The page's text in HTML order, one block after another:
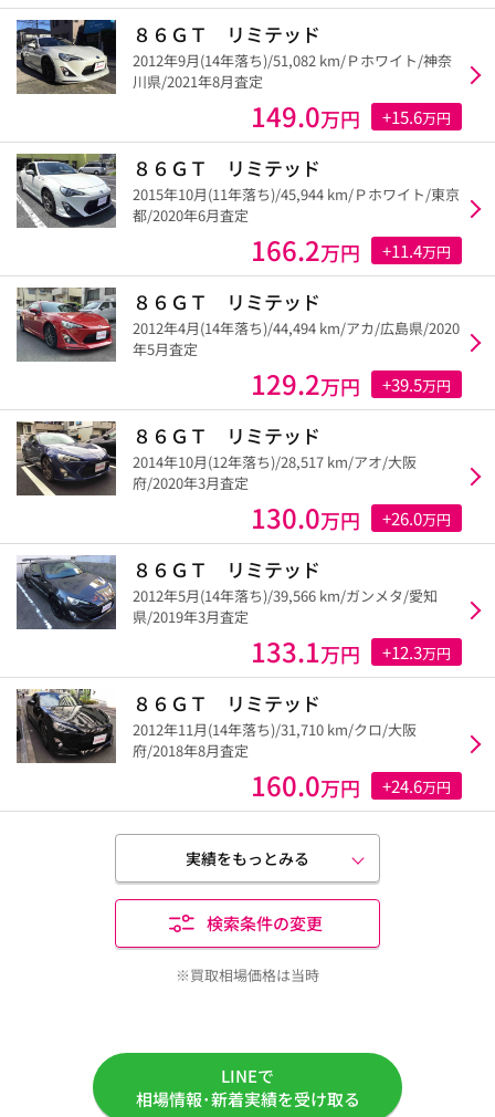
８６ＧＴ リミテッド
2012年9月(14年落ち)/51,082 km/Ｐホワイト/神奈
川県/2021年8月査定
149.0万円 +15.6万円
８６ＧＴ リミテッド
2015年10月(11年落ち)/45,944 km/Ｐホワイト/東京
都/2020年6月査定
166.2万円 +11.4万円
８６ＧＴ リミテッド
2012年4月(14年落ち)/44,494 km/アカ/広島県/2020
年5月査定
129.2万円 +39.5万円
８６ＧＴ リミテッド
2014年10月(12年落ち)/28,517 km/アオ/大阪
府/2020年3月査定
130.0万円 +26.0万円
８６ＧＴ リミテッド
2012年5月(14年落ち)/39,566 km/ガンメタ/愛知
県/2019年3月査定
133.1万円 +12.3万円
８６ＧＴ リミテッド
2012年11月(14年落ち)/31,710 km/クロ/大阪
府/2018年8月査定
160.0万円 +24.6万円
実績をもっとみる
検索条件の変更
※買取相場価格は当時
LINEで
相場情報･新着実績を受け取る